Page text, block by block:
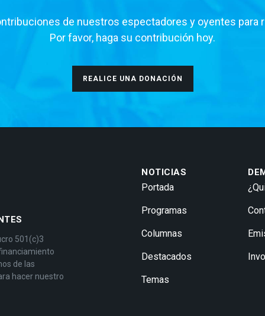
de nuestros espectadores y oyentes para
Por favor, haga su contribución hoy.
REALICE UNA DONACIÓN
501(c)3
de las
hacer nuestro
NOTICIAS
Portada
Programas
Columnas
Destacados
Temas